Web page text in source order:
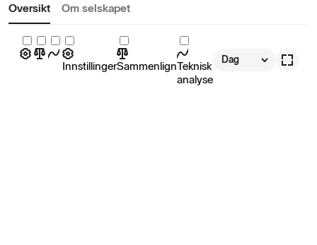
Oversikt Om selskapet
InnstillingerSammenlignTeknisk
analyse
Dag